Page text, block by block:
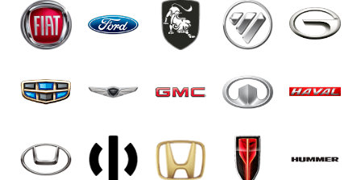
Необходимость предварительного
демонтажа обшивки потолка и всего,
что создаёт препятствия для внешнего
доступа к силовой конструкции.
Сложное подключение к
обеспечение надежности и
безопасности при проведении работ.